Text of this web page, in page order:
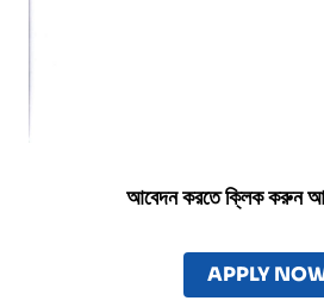
আবেদন করতে ক্লিক করুন
APPLY